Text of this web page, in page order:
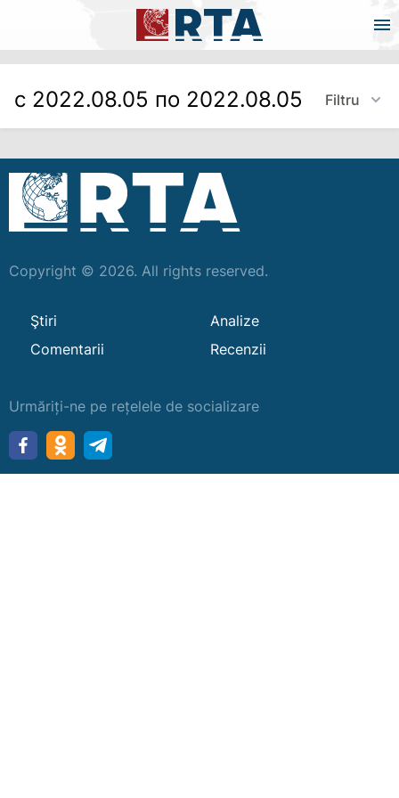
с 2022.08.05 по 2022.08.05 Filtru
Copyright © 2026. All rights reserved.
Ştiri
Analize
Comentarii
Recenzii
Urmăriți-ne pe rețelele de socializare